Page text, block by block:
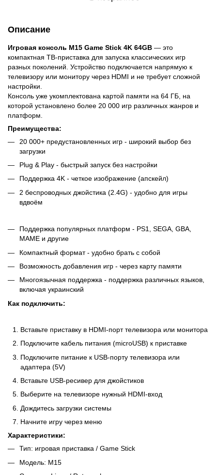
Описание
Игровая консоль M15 Game Stick 4K 64GB — это
компактная ТВ-приставка для запуска классических игр
разных поколений. Устройство подключается напрямую к
телевизору или монитору через HDMI и не требует сложной
настройки.
Консоль уже укомплектована картой памяти на 64 ГБ, на
которой установлено более 20 000 игр различных жанров и
платформ.
Преимущества:
20 000+ предустановленных игр - широкий выбор без
загрузки
Plug & Play - быстрый запуск без настройки
Поддержка 4K - четкое изображение (апскейл)
2 беспроводных джойстика (2.4G) - удобно для игры
вдвоём
Поддержка популярных платформ - PS1, SEGA, GBA,
MAME и другие
Компактный формат - удобно брать с собой
Возможность добавления игр - через карту памяти
Многоязычная поддержка - поддержка различных языков,
включая украинский
Как подключить:
Вставьте приставку в HDMI-порт телевизора или монитора
Подключите кабель питания (microUSB) к приставке
Подключите питание к USB-порту телевизора или
адаптера (5V)
Вставьте USB-ресивер для джойстиков
Выберите на телевизоре нужный HDMI-вход
Дождитесь загрузки системы
Начните игру через меню
Характеристики:
Тип: игровая приставка / Game Stick
Модель: M15